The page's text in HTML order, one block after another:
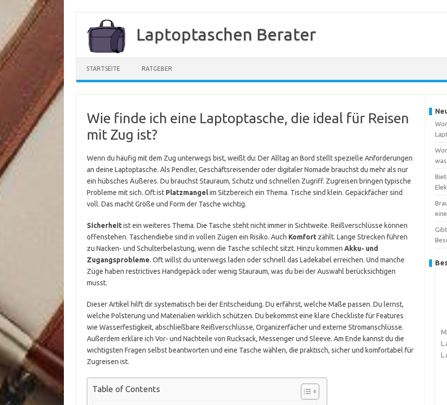
springen
Laptoptaschen Berater
STARTSEITE RATGEBER
Wie finde ich eine Laptoptasche, die ideal für Reisen
mit Zug ist?
Wenn du häufig mit dem Zug unterwegs bist, weißt du: Der Alltag an Bord stellt spezielle Anforderungen
an deine Laptoptasche. Als Pendler, Geschäftsreisender oder digitaler Nomade brauchst du mehr als nur
ein hübsches Äußeres. Du brauchst Stauraum, Schutz und schnellen Zugriff. Zugreisen bringen typische
Probleme mit sich. Oft ist Platzmangelim Sitzbereich ein Thema. Tische sind klein. Gepäckfächer sind
voll. Das macht Größe und Form der Tasche wichtig.
Sicherheitist ein weiteres Thema. Die Tasche steht nicht immer in Sichtweite. Reißverschlüsse können
offenstehen. Taschendiebe sind in vollen Zügen ein Risiko. Auch Komfortzählt. Lange Strecken führen
zu Nacken- und Schulterbelastung, wenn die Tasche schlecht sitzt. Hinzu kommen Akku- und
Zugangsprobleme. Oft willst du unterwegs laden oder schnell das Ladekabel erreichen. Und manche
Züge haben restrictives Handgepäck oder wenig Stauraum, was du bei der Auswahl berücksichtigen
musst.
Dieser Artikel hilft dir systematisch bei der Entscheidung. Du erfährst, welche Maße passen. Du lernst,
welche Polsterung und Materialien wirklich schützen. Du bekommst eine klare Checkliste für Features
wie Wasserfestigkeit, abschließbare Reißverschlüsse, Organizerfächer und externe Stromanschlüsse.
Außerdem erkläre ich Vor- und Nachteile von Rucksack, Messenger und Sleeve. Am Ende kannst du die
wichtigsten Fragen selbst beantworten und eine Tasche wählen, die praktisch, sicher und komfortabel für
Zugreisen ist.
Table of Contents